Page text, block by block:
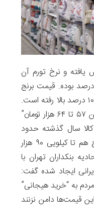
یافته و نرخ تورم آن
طی یک سال گذشته دست‌کم ۶۸ درصد بوده. قیمت برنج
تنها بین آذرماه و دیماه سال جاری ۱۰ درصد بالا رفته است.
نرخ رسمی برنج در دیماه امسال “بین ۵۷ تا ۶۴ هزار تومان”
سال گذشته حدود
۳۳ هزار تومان بود. برخی انواع برنج هم تا کیلویی ۹۰ هزار
بنکداران تهران با
ایجاد شده گفت:
به “خرید هیجانی”
قیمت‌ها دامن نزنند